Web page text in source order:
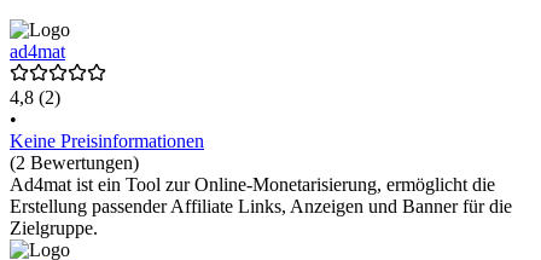
ad4mat
4,8 (2)
•
Keine Preisinformationen
(2 Bewertungen)
Ad4mat ist ein Tool zur Online-Monetarisierung, ermöglicht die
Erstellung passender Affiliate Links, Anzeigen und Banner für die
Zielgruppe.